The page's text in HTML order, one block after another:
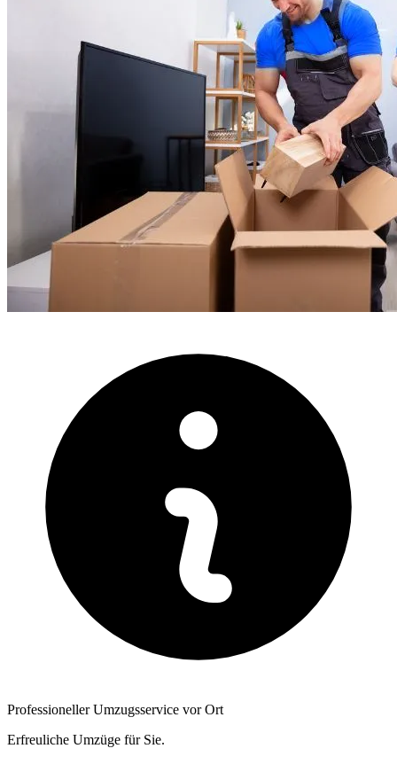
Professioneller Umzugsservice vor Ort
Erfreuliche Umzüge für Sie.